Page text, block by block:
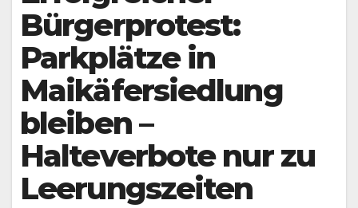
Bürgerprotest:
Parkplätze in
Maikäfersiedlung
bleiben –
Halteverbote nur zu
Leerungszeiten